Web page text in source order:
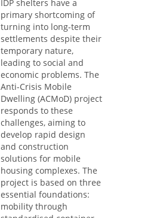
IDP shelters have a
primary shortcoming of
turning into long-term
settlements despite their
temporary nature,
leading to social and
economic problems. The
Anti-Crisis Mobile
Dwelling (ACMoD) project
responds to these
challenges, aiming to
develop rapid design
and construction
solutions for mobile
housing complexes. The
project is based on three
essential foundations:
mobility through